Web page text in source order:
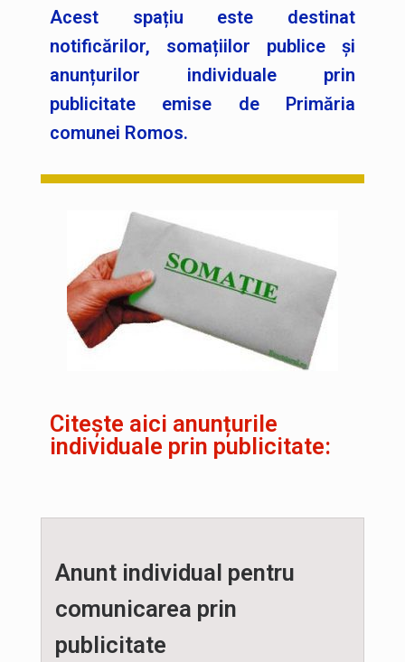
Acest spațiu este destinat
notificărilor, somațiilor publice și
anunțurilor individuale prin
publicitate emise de Primăria
comunei Romos.
Citește aici anunțurile
individuale prin publicitate:
Anunt individual pentru
comunicarea prin
publicitate